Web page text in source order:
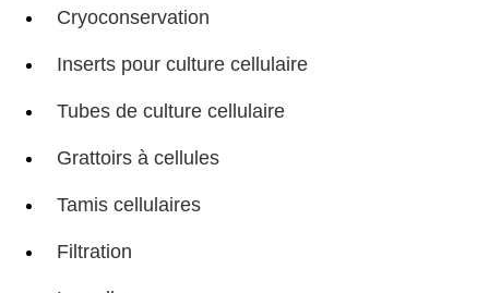
Cryoconservation
Inserts pour culture cellulaire
Tubes de culture cellulaire
Grattoirs à cellules
Tamis cellulaires
Filtration